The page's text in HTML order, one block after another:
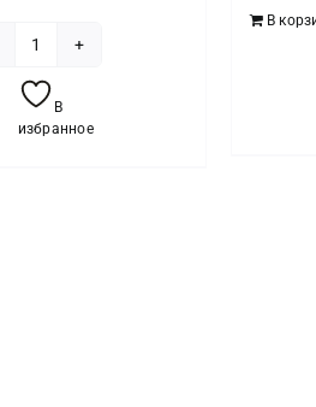
товара
Свеча
В
избранное
В